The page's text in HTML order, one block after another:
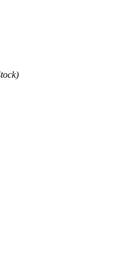
BTR